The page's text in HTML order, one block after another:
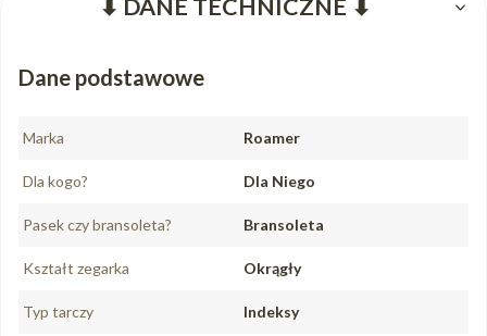
⬇ DANE TECHNICZNE ⬇
Dane podstawowe
Marka Roamer
Dla kogo? Dla Niego
Pasek czy bransoleta? Bransoleta
Kształt zegarka Okrągły
Typ tarczy Indeksy